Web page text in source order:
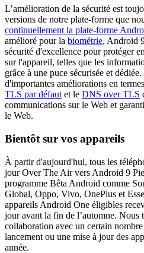
L’amélioration de la sécurité est
versions de notre plate-forme que
continuellement la plate-forme
amélioré pour la biométrie, Android
sécurité d'excellence pour protéger
sur l'appareil, telles que les
grâce à une puce sécurisée et
d'importantes améliorations en
TLS par défaut et le DNS over TLS
communications sur le Web et
le Web.
Bientôt sur vos appareils
À partir d'aujourd'hui, tous les
jour Over The Air vers Android 9
programme Bêta Android comme
Global, Oppo, Vivo, OnePlus et
appareils Android One éligibles
jour avant la fin de l’automne. Nous
collaboration avec un certain
lancement ou une mise à jour des
année.